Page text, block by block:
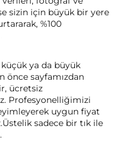
sizin için büyük bir yere
%100
küçük ya da büyük
önce sayfamızdan
ücretsiz
Profesyonelliğimizi
uygun fiyat
sadece bir tık ile